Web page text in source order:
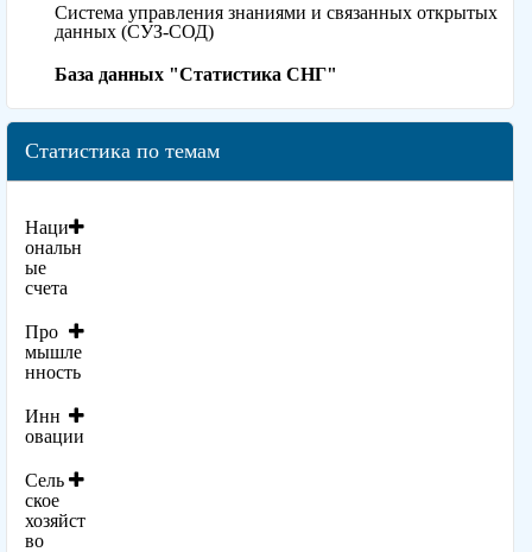
Система управления знаниями и связанных открытых
данных (СУЗ-СОД)
База данных "Статистика СНГ"
Статистика по темам
Наци
ональн
ые
счета
Про
мышле
нность
Инн
овации
Сель
ское
хозяйст
во